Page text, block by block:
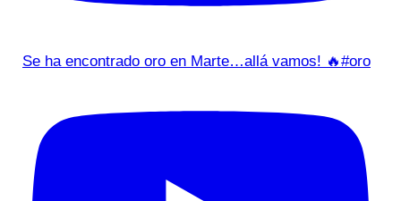
Se ha encontrado oro en Marte…allá vamos! 🔥#oro